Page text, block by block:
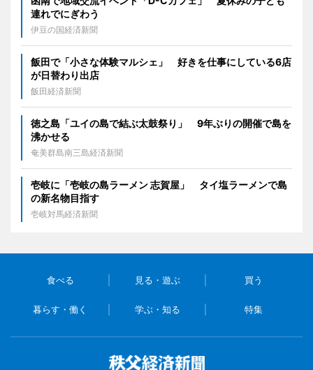
連れでにぎわう
伊豆の国経済新聞
飯田で「小さな体験マルシェ」 好きを仕事にしている6店
が日替わり出店
飯田経済新聞
徳之島「ユイの島で結ぶ太鼓祭り」 9年ぶりの開催で島を
沸かせる
奄美群島南三島経済新聞
壱岐に「壱岐の島ラーメン 志賀屋」 タイ塩ラーメンで島
の新名物目指す
壱岐対馬経済新聞
食べる 見る・遊ぶ 買う
暮らす・働く 学ぶ・知る 特集